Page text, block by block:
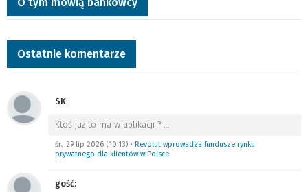
Ostatnie komentarze
SK:
Ktoś już to ma w aplikacji ? …
śr., 29 lip 2026 (10:13) • Revolut wprowadza fundusze rynku
prywatnego dla klientów w Polsce
gość: